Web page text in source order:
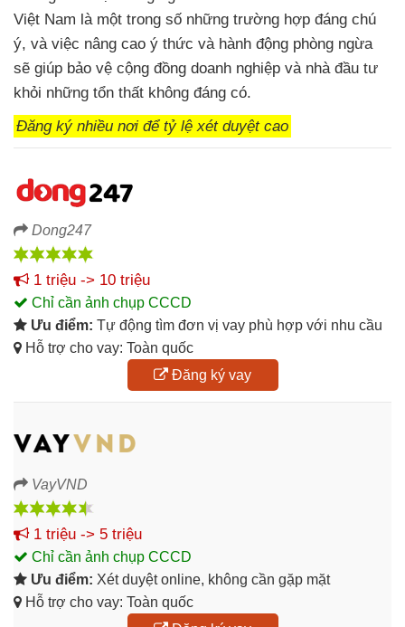
Việt Nam là một trong số những trường hợp đáng chú
ý, và việc nâng cao ý thức và hành động phòng ngừa
sẽ giúp bảo vệ cộng đồng doanh nghiệp và nhà đầu tư
khỏi những tổn thất không đáng có.
Đăng ký nhiều nơi để tỷ lệ xét duyệt cao
Dong247
1 triệu -> 10 triệu
Chỉ cần ảnh chụp CCCD
Ưu điểm: Tự động tìm đơn vị vay phù hợp với nhu cầu
Hỗ trợ cho vay: Toàn quốc
Đăng ký vay
VayVND
1 triệu -> 5 triệu
Chỉ cần ảnh chụp CCCD
Ưu điểm: Xét duyệt online, không cần gặp mặt
Hỗ trợ cho vay: Toàn quốc